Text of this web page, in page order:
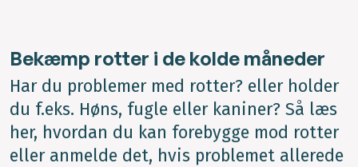
Bekæmp rotter i de kolde måneder
Har du problemer med rotter? eller holder
du f.eks. Høns, fugle eller kaniner? Så læs
her, hvordan du kan forebygge mod rotter
eller anmelde det, hvis problemet allerede